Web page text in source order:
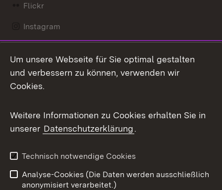
Flickr
Instagram
Mastodon
Messenger
Social Wall
X / Twitter
Youtube
Um unsere Webseite für Sie optimal gestalten
und verbessern zu können, verwenden wir
Cookies.
Weitere Informationen zu Cookies erhalten Sie in
unserer Datenschutzerklärung.
Technisch notwendige Cookies
Analyse-Cookies (Die Daten werden ausschließlich
anonymisiert verarbeitet.)